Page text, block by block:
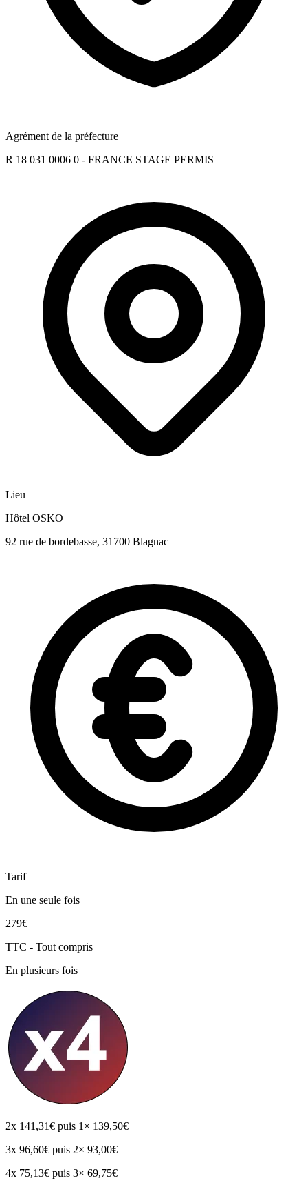
Agrément de la préfecture
R 18 031 0006 0 - FRANCE STAGE PERMIS
Lieu
Hôtel OSKO
92 rue de bordebasse, 31700 Blagnac
Tarif
En une seule fois
279€
TTC - Tout compris
En plusieurs fois
2x 141,31€ puis 1× 139,50€
3x 96,60€ puis 2× 93,00€
4x 75,13€ puis 3× 69,75€